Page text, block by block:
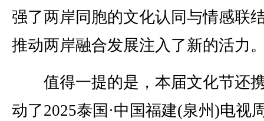
强了两岸同胞的文化认同与情感联
推动两岸融合发展注入了新的活力
值得一提的是，本届文化节还
动了2025泰国·中国福建(泉州)电视